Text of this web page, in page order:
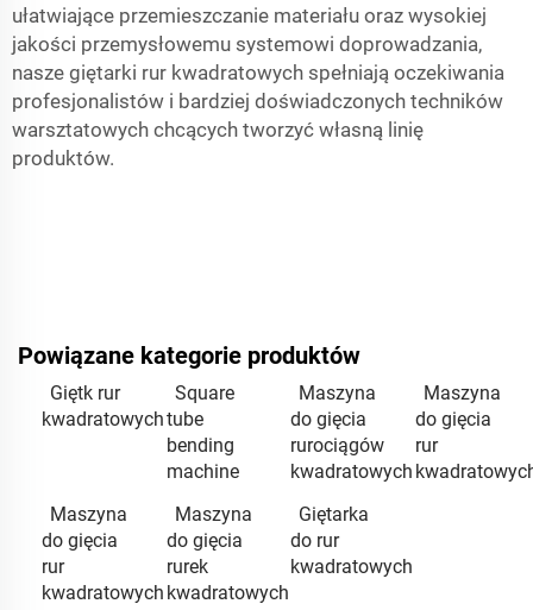
ułatwiające przemieszczanie materiału oraz wysokiej
jakości przemysłowemu systemowi doprowadzania,
nasze giętarki rur kwadratowych spełniają oczekiwania
profesjonalistów i bardziej doświadczonych techników
warsztatowych chcących tworzyć własną linię
produktów.
Powiązane kategorie produktów
Giętk rur
kwadratowych
Square
tube
bending
machine
Maszyna
do gięcia
rurociągów
kwadratowych
Maszyna
do gięcia
rur
Maszyna
do gięcia
rur
kwadratowych
Maszyna
do gięcia
rurek
kwadratowych
Giętarka
do rur
kwadratowych